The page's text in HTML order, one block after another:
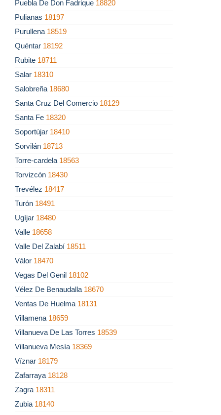
Puebla De Don Fadrique 18820
Pulianas 18197
Purullena 18519
Quéntar 18192
Rubite 18711
Salar 18310
Salobreña 18680
Santa Cruz Del Comercio 18129
Santa Fe 18320
Soportújar 18410
Sorvilán 18713
Torre-cardela 18563
Torvizcón 18430
Trevélez 18417
Turón 18491
Ugíjar 18480
Valle 18658
Valle Del Zalabí 18511
Válor 18470
Vegas Del Genil 18102
Vélez De Benaudalla 18670
Ventas De Huelma 18131
Villamena 18659
Villanueva De Las Torres 18539
Villanueva Mesía 18369
Víznar 18179
Zafarraya 18128
Zagra 18311
Zubia 18140